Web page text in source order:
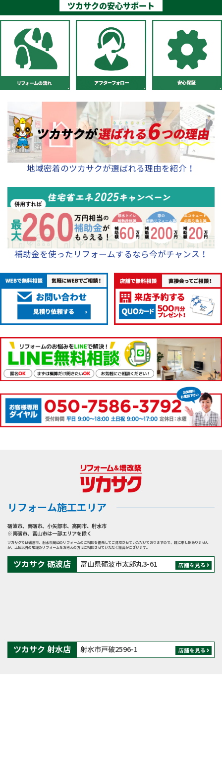
ツカサクの安心サポート
地域密着のツカサクが選ばれる理由を紹介！
補助金を使ったリフォームするなら今がチャンス！
リフォーム施工エリア
砺波市、 南砺市、 小矢部市、 高岡市、 射水市
※南砺市、富山市は一部エリアを除く
ツカサクでは砺波市、射水市周辺のリフォームのご相談を優先してご対応させていただいておりますので、誠に申し訳ありません
が、上記以外の地域のリフォームをお考えの方はご相談させていただく場合がございます。
ツカサク 砺波店 富山県砺波市太郎丸3-61 店舗を見る
ツカサク 射水店 射水市戸破2596-1 店舗を見る